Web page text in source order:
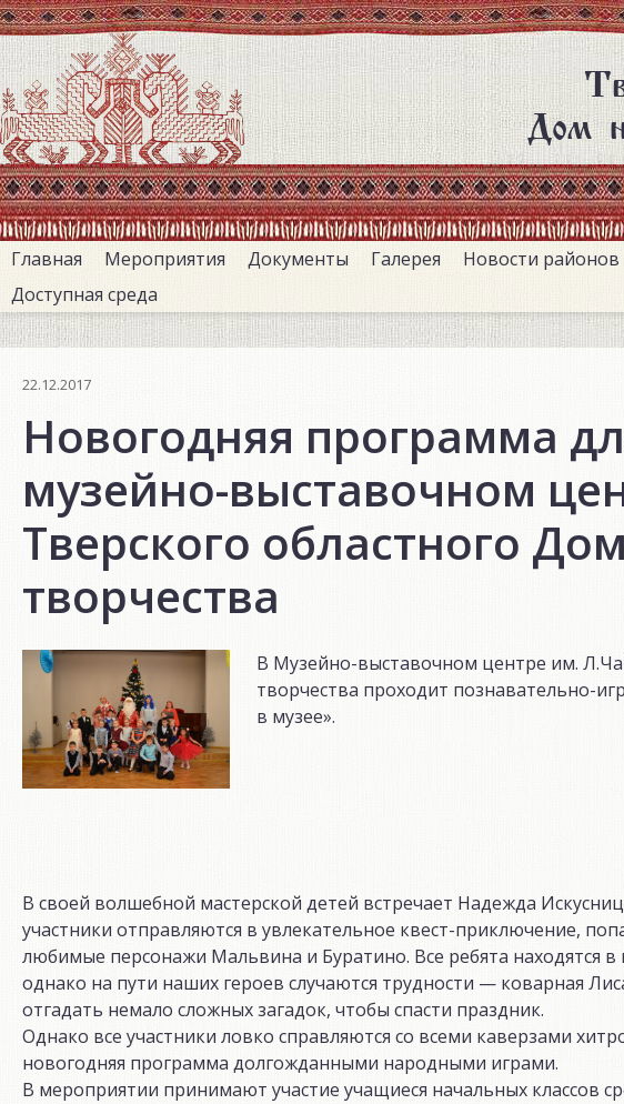
Перейти
к
основному
содержанию
Дом
Главная Мероприятия Документы Галерея Новости районов
Доступная среда
22.12.2017
Новогодняя программа
музейно-выставочном
Тверского областного
творчества
В Музейно-выставочном центре им.
творчества проходит познавательно-
в музее».
В своей волшебной мастерской детей встречает Надежда
участники отправляются в увлекательное квест-приключение,
любимые персонажи Мальвина и Буратино. Все ребята находятся
однако на пути наших героев случаются трудности — коварная
отгадать немало сложных загадок, чтобы спасти праздник.
Однако все участники ловко справляются со всеми каверзами
новогодняя программа долгожданными народными играми.
В мероприятии принимают участие учащиеся начальных классов